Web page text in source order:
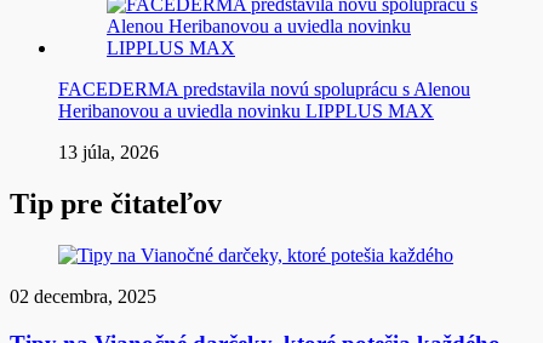
FACEDERMA predstavila novú spoluprácu s Alenou
Heribanovou a uviedla novinku LIPPLUS MAX
13 júla, 2026
Tip pre čitateľov
02 decembra, 2025